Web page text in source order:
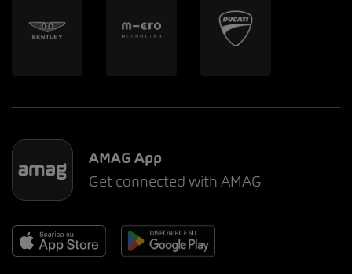
AMAG App
Get connected with AMAG